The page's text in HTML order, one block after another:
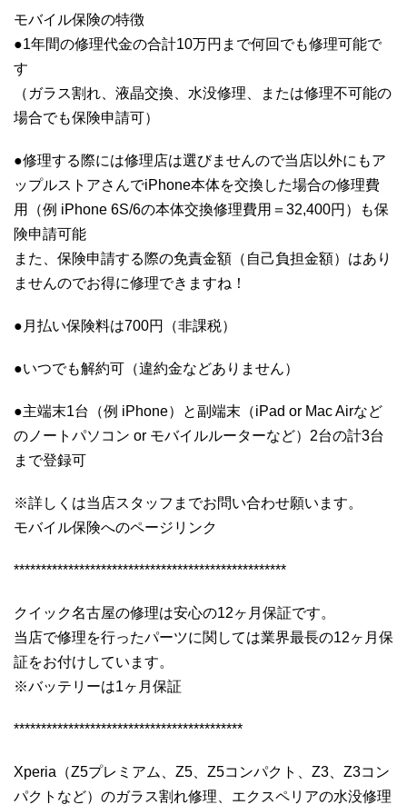
モバイル保険の特徴
●1年間の修理代金の合計10万円まで何回でも修理可能で
す
（ガラス割れ、液晶交換、水没修理、または修理不可能の
場合でも保険申請可）
●修理する際には修理店は選びませんので当店以外にもア
ップルストアさんでiPhone本体を交換した場合の修理費
用（例 iPhone 6S/6の本体交換修理費用＝32,400円）も保
険申請可能
また、保険申請する際の免責金額（自己負担金額）はあり
ませんのでお得に修理できますね！
●月払い保険料は700円（非課税）
●いつでも解約可（違約金などありません）
●主端末1台（例 iPhone）と副端末（iPad or Mac Airなど
のノートパソコン or モバイルルーターなど）2台の計3台
まで登録可
※詳しくは当店スタッフまでお問い合わせ願います。
モバイル保険へのページリンク
**************************************************
クイック名古屋の修理は安心の12ヶ月保証です。
当店で修理を行ったパーツに関しては業界最長の12ヶ月保
証をお付けしています。
※バッテリーは1ヶ月保証
******************************************
Xperia（Z5プレミアム、Z5、Z5コンパクト、Z3、Z3コン
パクトなど）のガラス割れ修理、エクスペリアの水没修理